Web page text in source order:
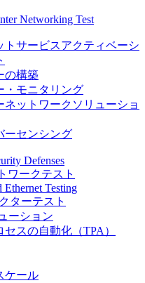
Networking Test
トサービスアクティベーシ
の構築
・モニタリング
ネットワークソリューショ
ーセンシング
Defenses
ワークテスト
Ethernet Testing
ターテスト
ーション
セスの自動化（TPA）
ケール